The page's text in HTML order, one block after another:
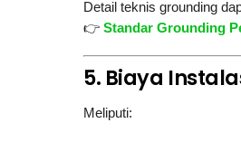
Detail teknis grounding
👉 Standar Grounding
5. Biaya
Meliputi: